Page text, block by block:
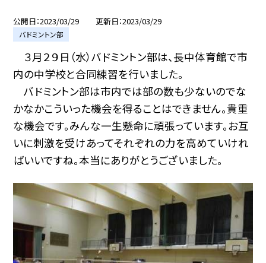
公開日 2023/03/29 更新日 2023/03/29
バドミントン部
３月２９日（水）バドミントン部は、長中体育館で市
内の中学校と合同練習を行いました。
バドミントン部は市内では部の数も少ないのでな
かなかこういった機会を得ることはできません。貴重
な機会です。みんな一生懸命に頑張っています。お互
いに刺激を受けあってそれぞれの力を高めていけれ
ばいいですね。本当にありがとうございました。